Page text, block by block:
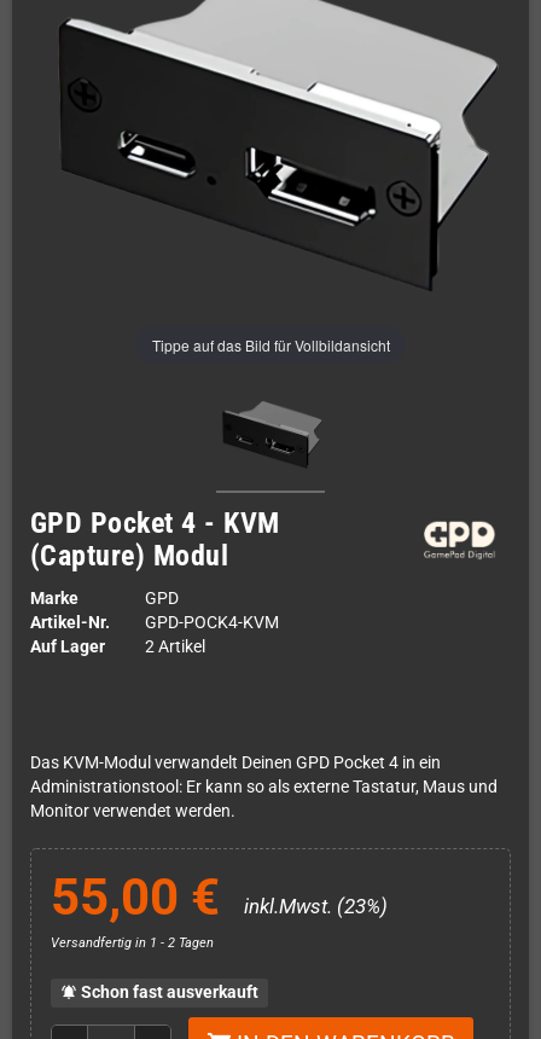
Tippe auf das Bild für Vollbildansicht
GPD Pocket 4 - KVM
(Capture) Modul
Marke
GPD
Artikel-Nr.
GPD-POCK4-KVM
Auf Lager
2 Artikel
Das KVM-Modul verwandelt Deinen GPD Pocket 4 in ein
Administrationstool: Er kann so als externe Tastatur, Maus und
Monitor verwendet werden.
55,00 € inkl.Mwst. (23%)
Versandfertig in 1 - 2 Tagen
notifications_active Schon fast ausverkauft